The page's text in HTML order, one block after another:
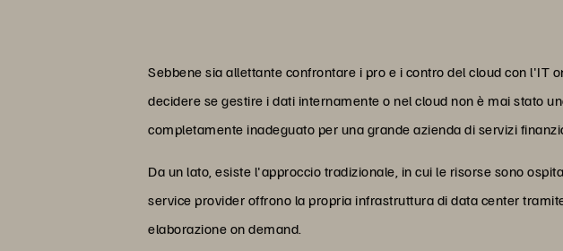
Sebbene sia allettante confrontare i pro e i contro del cloud con l'IT
decidere se gestire i dati internamente o nel cloud non è mai stato
completamente inadeguato per una grande azienda di servizi
Da un lato, esiste l'approccio tradizionale, in cui le risorse sono
service provider offrono la propria infrastruttura di data center
elaborazione on demand.